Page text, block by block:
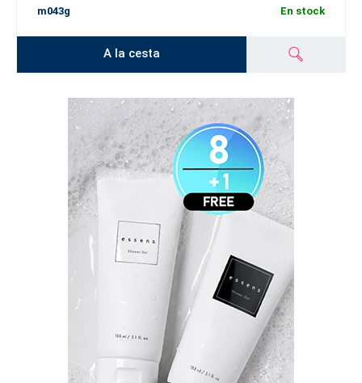
m043g En stock
A la cesta